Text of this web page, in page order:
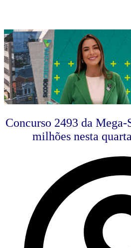
Concurso 2493 da Mega-
milhões nesta